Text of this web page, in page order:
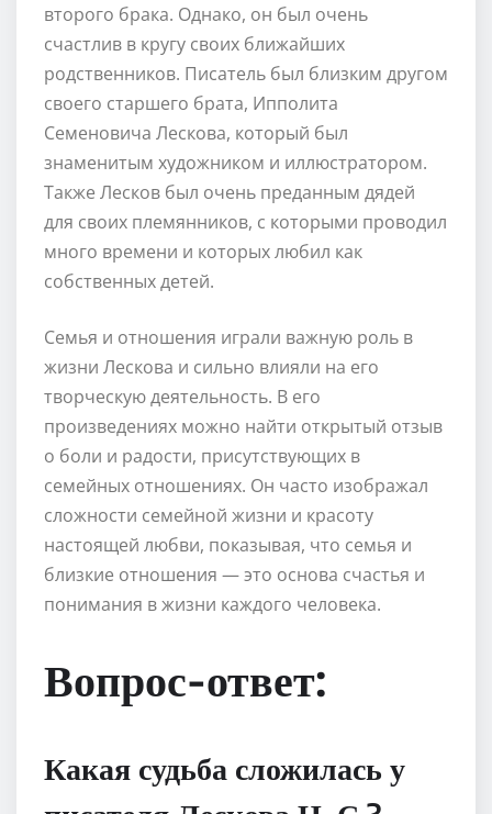
второго брака. Однако, он был очень
счастлив в кругу своих ближайших
родственников. Писатель был близким другом
своего старшего брата, Ипполита
Семеновича Лескова, который был
знаменитым художником и иллюстратором.
Также Лесков был очень преданным дядей
для своих племянников, с которыми проводил
много времени и которых любил как
собственных детей.
Семья и отношения играли важную роль в
жизни Лескова и сильно влияли на его
творческую деятельность. В его
произведениях можно найти открытый отзыв
о боли и радости, присутствующих в
семейных отношениях. Он часто изображал
сложности семейной жизни и красоту
настоящей любви, показывая, что семья и
близкие отношения — это основа счастья и
понимания в жизни каждого человека.
Вопрос-ответ:
Какая судьба сложилась у